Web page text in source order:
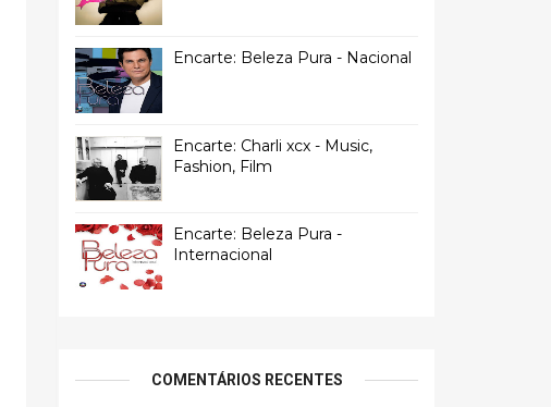
Encarte: Beleza Pura - Nacional
Encarte: Charli xcx - Music,
Fashion, Film
Encarte: Beleza Pura -
Internacional
COMENTÁRIOS RECENTES